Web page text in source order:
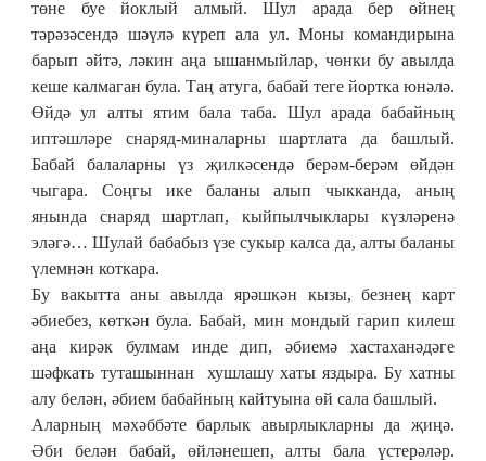
төне буе йоклый алмый. Шул арада бер өйнең
тәрәзәсендә шәүлә күреп ала ул. Моны командирына
барып әйтә, ләкин аңа ышанмыйлар, чөнки бу авылда
кеше калмаган була. Таң атуга, бабай теге йортка юнәлә.
Өйдә ул алты ятим бала таба. Шул арада бабайның
иптәшләре снаряд-миналарны шартлата да башлый.
Бабай балаларны үз җилкәсендә берәм-берәм өйдән
чыгара. Соңгы ике баланы алып чыкканда, аның
янында снаряд шартлап, кыйпылчыклары күзләренә
эләгә… Шулай бабабыз үзе сукыр калса да, алты баланы
үлемнән коткара.
Бу вакытта аны авылда ярәшкән кызы, безнең карт
әбиебез, көткән була. Бабай, мин мондый гарип килеш
аңа кирәк булмам инде дип, әбиемә хастаханәдәге
шәфкать туташыннан  хушлашу хаты яздыра. Бу хатны
алу белән, әбием бабайның кайтуына өй сала башлый.
Аларның мәхәббәте барлык авырлыкларны да җиңә.
Әби белән бабай, өйләнешеп, алты бала үстерәләр.